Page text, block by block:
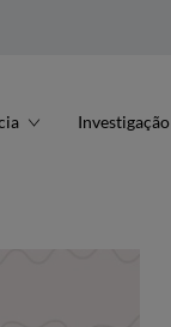
Investigação